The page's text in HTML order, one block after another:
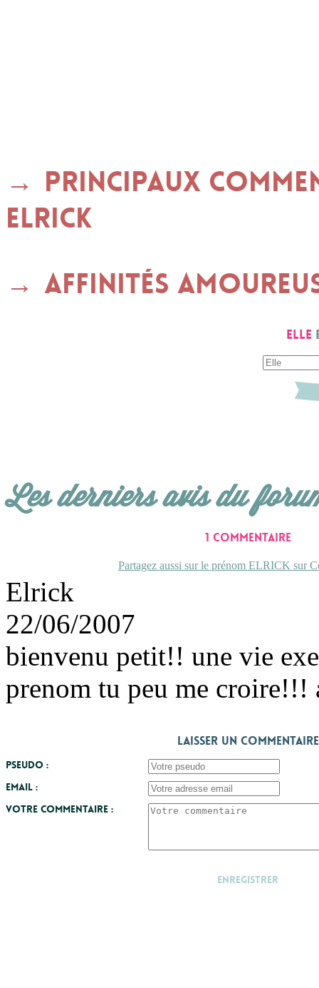
Principaux
ELRICK
Affinités
Elle
Les derniers avis du
1 commentaire
Partagez aussi sur le prénom ELRICK sur
Elrick
22/06/2007
bienvenu petit!! une vie
prenom tu peu me croire!!!
Laisser un commentaire
Pseudo :
Email :
Votre commentaire :
Enregistrer